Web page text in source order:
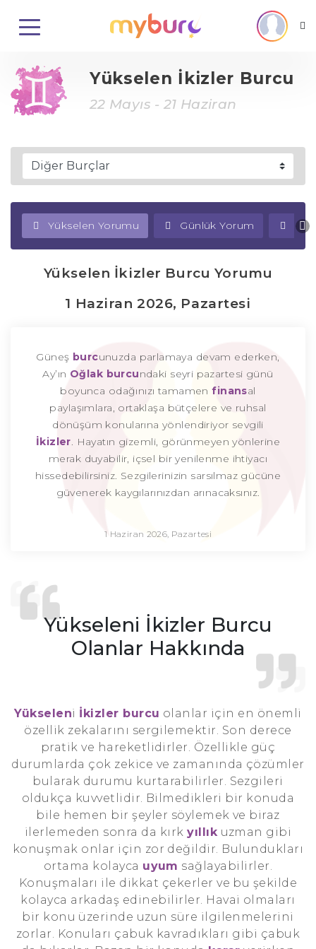
Yükselen İkizler Burcu
22 Mayıs - 21 Haziran
Yükselen Yorumu Günlük Yorum
Yükselen İkizler Burcu Yorumu
1 Haziran 2026, Pazartesi
Güneş burcunuzda parlamaya devam ederken,
Ay’ın Oğlak burcundaki seyri pazartesi günü
boyunca odağınızı tamamenfinansal
paylaşımlara, ortaklaşa bütçelere ve ruhsal
dönüşüm konularına yönlendiriyor sevgili
İkizler. Hayatın gizemli, görünmeyen yönlerine
merak duyabilir, içsel bir yenilenme ihtiyacı
hissedebilirsiniz. Sezgilerinizin sarsılmaz gücüne
güvenerek kaygılarınızdan arınacaksınız.
1 Haziran 2026, Pazartesi
Yükseleni İkizler Burcu
Olanlar Hakkında
Yükseleni İkizler burcu olanlar için en önemli
özellik zekalarını sergilemektir. Son derece
pratik ve hareketlidirler. Özellikle güç
durumlarda çok zekice ve zamanında çözümler
bularak durumu kurtarabilirler. Sezgileri
oldukça kuvvetlidir. Bilmedikleri bir konuda
bile hemen bir şeyler söylemek ve biraz
ilerlemeden sonra da kırkyıllıkuzman gibi
konuşmak onlar için zor değildir. Bulundukları
ortama kolayca uyum sağlayabilirler.
Konuşmaları ile dikkat çekerler ve bu şekilde
kolayca arkadaş edinebilirler. Havai olmaları
bir konu üzerinde uzun süre ilgilenmelerini
zorlar. Konuları çabuk kavradıkları gibi çabuk